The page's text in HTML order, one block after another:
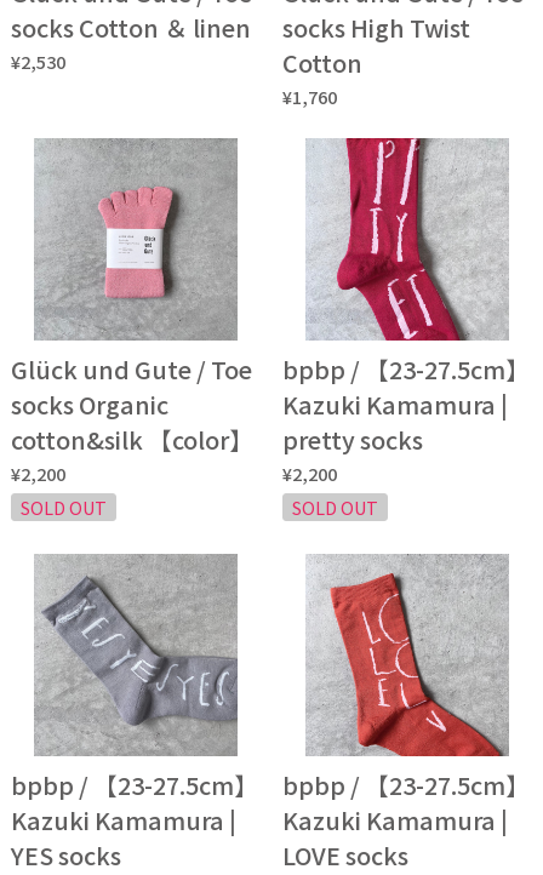
socks Cotton ＆ linen
¥2,530
socks High Twist
Cotton
¥1,760
Glück und Gute / Toe
socks Organic
cotton&silk 【color】
¥2,200
SOLD OUT
bpbp / 【23-27.5cm】
Kazuki Kamamura |
pretty socks
¥2,200
SOLD OUT
bpbp / 【23-27.5cm】
Kazuki Kamamura |
YES socks
bpbp / 【23-27.5cm】
Kazuki Kamamura |
LOVE socks